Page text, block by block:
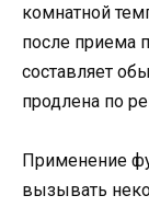
комнатной
после приема
составляет
продлена по
Применение
вызывать